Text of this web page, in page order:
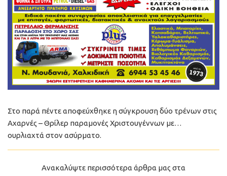
Στο παρά πέντε αποφεύχθηκε η σύγκρουση δύο τρένων στις
Αχαρνές – Θρίλερ παραμονές Χριστουγέννων με…
ουρλιαχτά στον ασύρματο.
Ανακαλύψτε περισσότερα άρθρα μας στα